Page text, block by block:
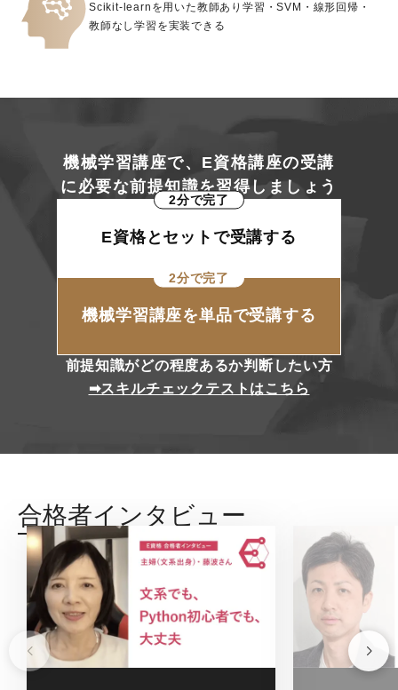
Scikit-learnを用いた教師あり学習・SVM・線形回帰・
教師なし学習を実装できる
機械学習講座で、E資格講座の受講
に必要な前提知識を習得しましょう
2分で完了
E資格とセットで受講する
2分で完了
機械学習講座を単品で受講する
前提知識がどの程度あるか判断したい方
➡︎スキルチェックテストはこちら
合格者インタビュー